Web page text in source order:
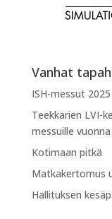
Vanhat
ISH-messut
Teekkarien LVI-
messuille
Kotimaan pitkä
Matkakertomus
Hallituksen